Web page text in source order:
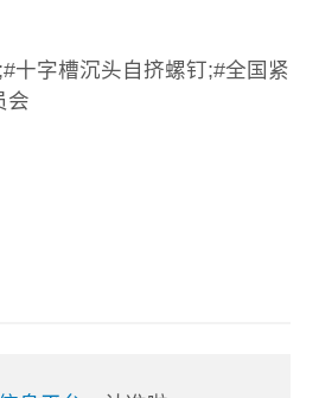
十字槽沉头自挤螺钉;#全国紧
会